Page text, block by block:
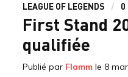
LEAGUE OF LEGENDS 0
First Stand
qualifiée
Publié par Flamm le 8